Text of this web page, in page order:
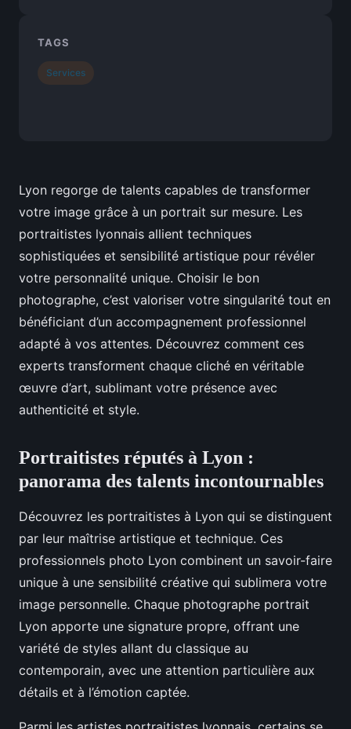
Lyon regorge de talents capables de transformer
votre image grâce à un portrait sur mesure. Les
portraitistes lyonnais allient techniques
sophistiquées et sensibilité artistique pour révéler
votre personnalité unique. Choisir le bon
photographe, c’est valoriser votre singularité tout en
bénéficiant d’un accompagnement professionnel
adapté à vos attentes. Découvrez comment ces
experts transforment chaque cliché en véritable
œuvre d’art, sublimant votre présence avec
authenticité et style.
Portraitistes réputés à Lyon :
panorama des talents incontournables
Découvrez les portraitistes à Lyon qui se distinguent
par leur maîtrise artistique et technique. Ces
professionnels photo Lyon combinent un savoir-faire
unique à une sensibilité créative qui sublimera votre
image personnelle. Chaque photographe portrait
Lyon apporte une signature propre, offrant une
variété de styles allant du classique au
contemporain, avec une attention particulière aux
détails et à l’émotion captée.
TAGS
Services